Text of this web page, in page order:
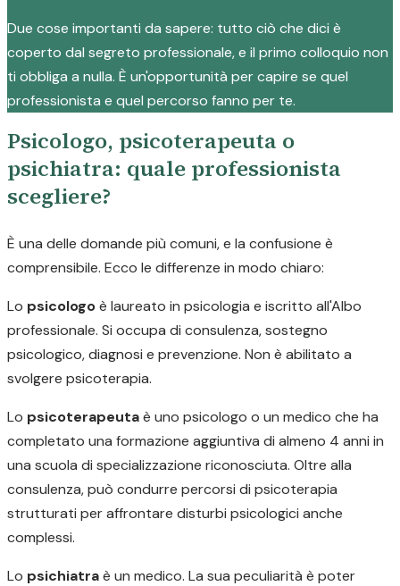
Due cose importanti da sapere: tutto ciò che dici è
coperto dal segreto professionale, e il primo colloquio non
ti obbliga a nulla. È un'opportunità per capire se quel
professionista e quel percorso fanno per te.
Psicologo, psicoterapeuta o
psichiatra: quale professionista
scegliere?
È una delle domande più comuni, e la confusione è
comprensibile. Ecco le differenze in modo chiaro:
Lo psicologoè laureato in psicologia e iscritto all'Albo
professionale. Si occupa di consulenza, sostegno
psicologico, diagnosi e prevenzione. Non è abilitato a
svolgere psicoterapia.
Lo psicoterapeutaè uno psicologo o un medico che ha
completato una formazione aggiuntiva di almeno 4 anni in
una scuola di specializzazione riconosciuta. Oltre alla
consulenza, può condurre percorsi di psicoterapia
strutturati per affrontare disturbi psicologici anche
complessi.
Lo psichiatraè un medico. La sua peculiarità è poter